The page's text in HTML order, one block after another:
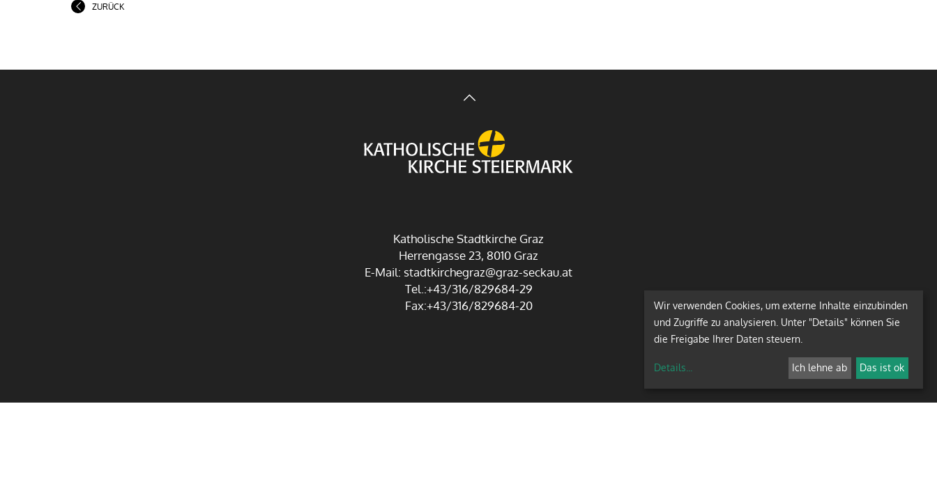
ZURÜCK
Katholische Stadtkirche Graz
Herrengasse 23, 8010 Graz
E-Mail: stadtkirchegraz@graz-seckau.at
Tel.:+43/316/829684-29
Fax:+43/316/829684-20
Wir verwenden Cookies, um externe Inhalte einzubinden
und Zugriffe zu analysieren. Unter "Details" können Sie
die Freigabe Ihrer Daten steuern.
Details... Ich lehne ab Das ist ok